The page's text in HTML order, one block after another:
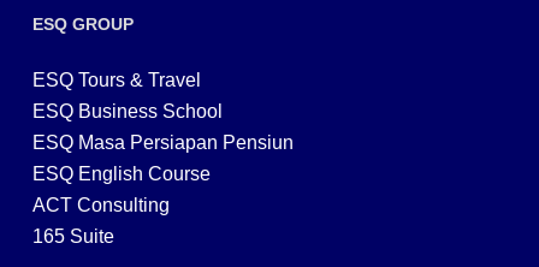
ESQ GROUP
ESQ Tours & Travel
ESQ Business School
ESQ Masa Persiapan Pensiun
ESQ English Course
ACT Consulting
165 Suite